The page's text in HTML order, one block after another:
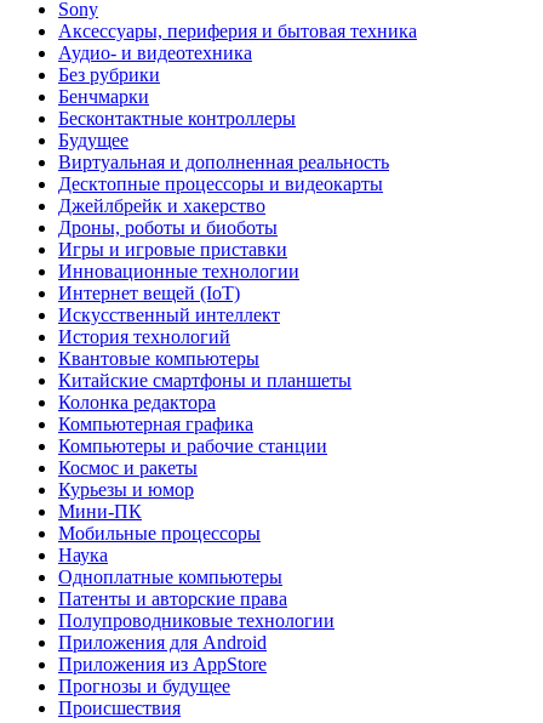
Sony
Аксессуары, периферия и бытовая техника
Аудио- и видеотехника
Без рубрики
Бенчмарки
Бесконтактные контроллеры
Будущее
Виртуальная и дополненная реальность
Десктопные процессоры и видеокарты
Джейлбрейк и хакерство
Дроны, роботы и биоботы
Игры и игровые приставки
Инновационные технологии
Интернет вещей (IoT)
Искусственный интеллект
История технологий
Квантовые компьютеры
Китайские смартфоны и планшеты
Колонка редактора
Компьютерная графика
Компьютеры и рабочие станции
Космос и ракеты
Курьезы и юмор
Мини-ПК
Мобильные процессоры
Наука
Одноплатные компьютеры
Патенты и авторские права
Полупроводниковые технологии
Приложения для Android
Приложения из AppStore
Прогнозы и будущее
Происшествия